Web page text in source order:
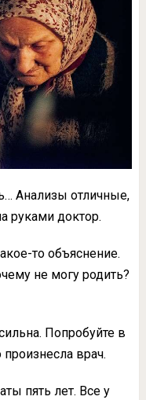
Анализы отличные,
руками доктор.
то объяснение.
не могу родить?
Попробуйте в
врач.
пять лет. Все у